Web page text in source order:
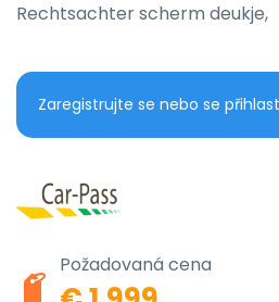
Rechtsachter scherm deukje,
Zaregistrujte se nebo se
Požadovaná cena